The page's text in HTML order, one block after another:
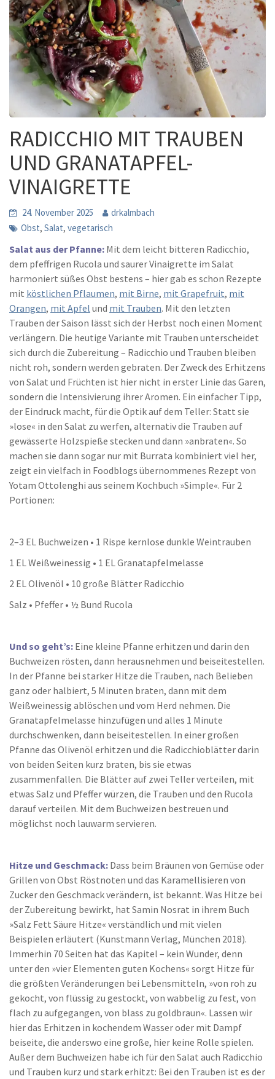
RADICCHIO MIT TRAUBEN
UND GRANATAPFEL-
VINAIGRETTE
24. November 2025
drkalmbach
Obst, Salat, vegetarisch
Salat aus der Pfanne: Mit dem leicht bitteren Radicchio,
dem pfeffrigen Rucola und saurer Vinaigrette im Salat
harmoniert süßes Obst bestens – hier gab es schon Rezepte
mit köstlichen Pflaumen, mit Birne, mit Grapefruit, mit
Orangen, mit Apfel und mit Trauben. Mit den letzten
Trauben der Saison lässt sich der Herbst noch einen Moment
verlängern. Die heutige Variante mit Trauben unterscheidet
sich durch die Zubereitung – Radicchio und Trauben bleiben
nicht roh, sondern werden gebraten. Der Zweck des Erhitzens
von Salat und Früchten ist hier nicht in erster Linie das Garen,
sondern die Intensivierung ihrer Aromen. Ein einfacher Tipp,
der Eindruck macht, für die Optik auf dem Teller: Statt sie
»lose« in den Salat zu werfen, alternativ die Trauben auf
gewässerte Holzspieße stecken und dann »anbraten«. So
machen sie dann sogar nur mit Burrata kombiniert viel her,
zeigt ein vielfach in Foodblogs übernommenes Rezept von
Yotam Ottolenghi aus seinem Kochbuch »Simple«. Für 2
Portionen:
2–3 EL Buchweizen • 1 Rispe kernlose dunkle Weintrauben
1 EL Weißweinessig • 1 EL Granatapfelmelasse
2 EL Olivenöl • 10 große Blätter Radicchio
Salz • Pfeffer • ½ Bund Rucola
Und so geht’s: Eine kleine Pfanne erhitzen und darin den
Buchweizen rösten, dann herausnehmen und beiseitestellen.
In der Pfanne bei starker Hitze die Trauben, nach Belieben
ganz oder halbiert, 5 Minuten braten, dann mit dem
Weißweinessig ablöschen und vom Herd nehmen. Die
Granatapfelmelasse hinzufügen und alles 1 Minute
durchschwenken, dann beiseitestellen. In einer großen
Pfanne das Olivenöl erhitzen und die Radicchioblätter darin
von beiden Seiten kurz braten, bis sie etwas
zusammenfallen. Die Blätter auf zwei Teller verteilen, mit
etwas Salz und Pfeffer würzen, die Trauben und den Rucola
darauf verteilen. Mit dem Buchweizen bestreuen und
möglichst noch lauwarm servieren.
Hitze und Geschmack: Dass beim Bräunen von Gemüse oder
Grillen von Obst Röstnoten und das Karamellisieren von
Zucker den Geschmack verändern, ist bekannt. Was Hitze bei
der Zubereitung bewirkt, hat Samin Nosrat in ihrem Buch
»Salz Fett Säure Hitze« verständlich und mit vielen
Beispielen erläutert (Kunstmann Verlag, München 2018).
Immerhin 70 Seiten hat das Kapitel – kein Wunder, denn
unter den »vier Elementen guten Kochens« sorgt Hitze für
die größten Veränderungen bei Lebensmitteln, »von roh zu
gekocht, von flüssig zu gestockt, von wabbelig zu fest, von
flach zu aufgegangen, von blass zu goldbraun«. Lassen wir
hier das Erhitzen in kochendem Wasser oder mit Dampf
beiseite, die anderswo eine große, hier keine Rolle spielen.
Außer dem Buchweizen habe ich für den Salat auch Radicchio
und Trauben kurz und stark erhitzt: Bei den Trauben ist es der